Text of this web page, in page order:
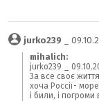
jurko239 _
mihalich:
jurko239 _
За все своє
хоча Россії-
і били, і